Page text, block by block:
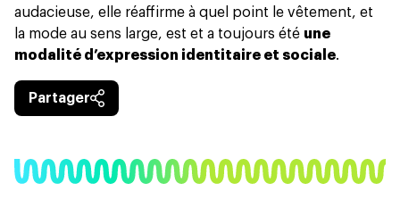
audacieuse, elle réaffirme à quel point le vêtement, et
la mode au sens large, est et a toujours été une
modalité d’expression identitaire et sociale.
Partager